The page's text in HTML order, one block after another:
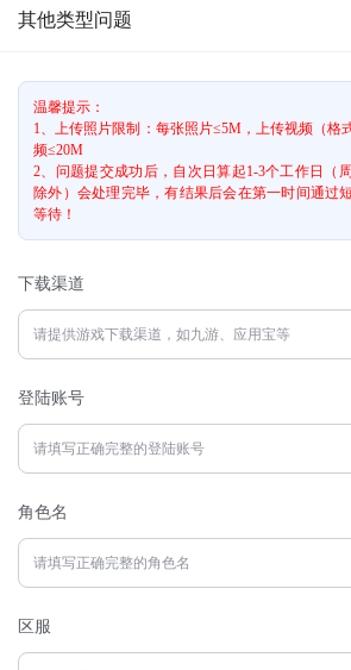
其他类型问题
温馨提示：
1、上传照片限制：每张照片≤5M，上传视频（格
频≤20M
2、问题提交成功后，自次日算起1-3个工作日（
除外）会处理完毕，有结果后会在第一时间通过
等待！
下载渠道
登陆账号
角色名
区服